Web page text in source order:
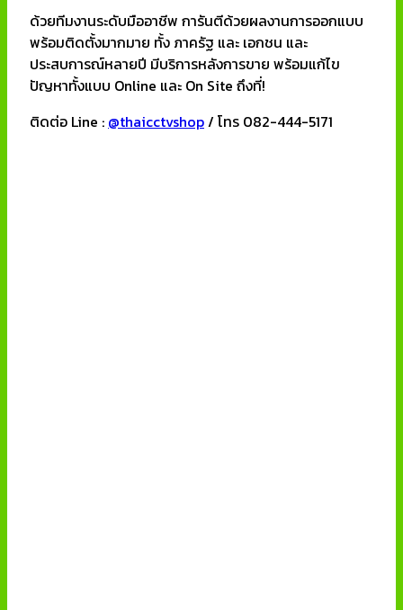
ด้วยทีมงานระดับมืออาชีพ การันตีด้วยผลงานการออกแบบ
พร้อมติดตั้งมากมาย ทั้ง ภาครัฐ และ เอกชน และ
ประสบการณ์หลายปี มีบริการหลังการขาย พร้อมแก้ไข
ปัญหาทั้งแบบ Online และ On Site ถึงที่!
ติดต่อ Line : @thaicctvshop/ โทร 082-444-5171